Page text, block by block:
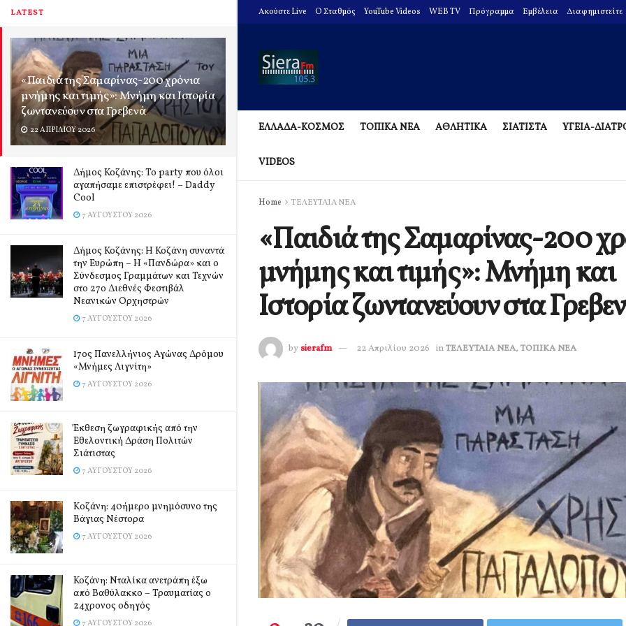
LATEST
«Παιδιά της Σαμαρίνας-200 χρόνια
μνήμης και τιμής»: Μνήμη και Ιστορία
ζωντανεύουν στα Γρεβενά
22 ΑΠΡΙΛΊΟΥ 2026
Δήμος Κοζάνης: Το party που όλοι
αγαπήσαμε επιστρέφει! – Daddy
Cool
7 ΑΥΓΟΎΣΤΟΥ 2026
Δήμος Κοζάνης: Η Κοζάνη συναντά
την Ευρώπη – Η «Πανδώρα» και ο
Σύνδεσμος Γραμμάτων και Τεχνών
στο 27ο Διεθνές Φεστιβάλ
Νεανικών Ορχηστρών
7 ΑΥΓΟΎΣΤΟΥ 2026
17ος Πανελλήνιος Αγώνας Δρόμου
«Μνήμες Λιγνίτη»
7 ΑΥΓΟΎΣΤΟΥ 2026
Έκθεση ζωγραφικής από την
Εθελοντική Δράση Πολιτών
Σιάτιστας
7 ΑΥΓΟΎΣΤΟΥ 2026
Kοζάνη: 40ήμερο μνημόσυνο της
Βάγιας Νέστορα
7 ΑΥΓΟΎΣΤΟΥ 2026
Κοζάνη: Νταλίκα ανετράπη έξω
από Βαθύλακκο – Τραυματίας ο
24χρονος οδηγός
7 ΑΥΓΟΎΣΤΟΥ 2026
Ακούστε Live O Σταθμός YouTube Videos WEB TV Πρόγραμμα Εμβέλεια Διαφημιστείτε
ΕΛΛΑΔΑ-ΚΟΣΜΟΣ ΤΟΠΙΚΑ ΝΕΑ ΑΘΛΗΤΙΚΑ ΣΙΑΤΙΣΤΑ ΥΓΕΙΑ-
VIDEOS
Home ΤΕΛΕΥΤΑΙΑ ΝΕΑ
«Παιδιά της Σαμαρίνας-200
μνήμης και τιμής»: Μνήμη και
Ιστορία ζωντανεύουν στα
by sierafm 22 Απριλίου 2026 inΤΕΛΕΥΤΑΙΑ ΝΕΑ, ΤΟΠΙΚΑ ΝΕΑ